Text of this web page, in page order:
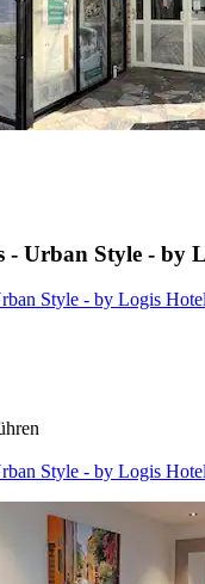
- Urban Style - by
Style - by Logis
Style - by Logis